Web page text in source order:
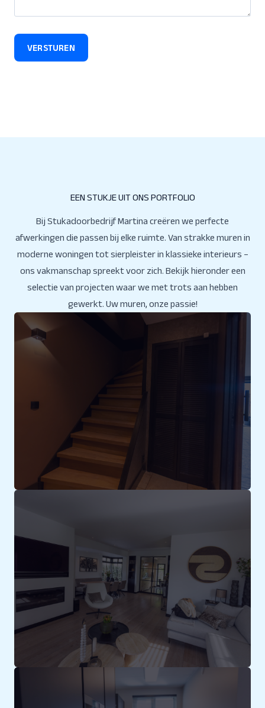
VERSTUREN
EEN STUKJE UIT ONS PORTFOLIO
Bij Stukadoorbedrijf Martina creëren we perfecte
afwerkingen die passen bij elke ruimte. Van strakke muren in
moderne woningen tot sierpleister in klassieke interieurs –
ons vakmanschap spreekt voor zich. Bekijk hieronder een
selectie van projecten waar we met trots aan hebben
gewerkt. Uw muren, onze passie!